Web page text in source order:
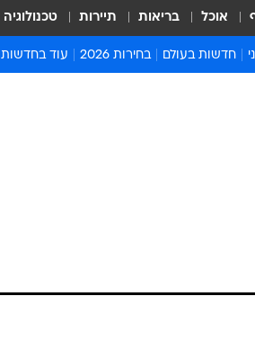
אוכל בריאות תיירות טכנולוגיה
חדשות בעולם בחירות 2026 עוד בחדשות